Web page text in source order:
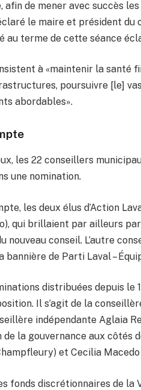
afin de mener avec succès
le maire et président
au terme de cette séance
à «maintenir la santé
poursuivre [le]
abordables».
les 22 conseillers
une nomination.
les deux élus d’Action
qui brillaient par ailleurs
nouveau conseil. L’autre
bannière de Parti Laval –
distribuées depuis le
Il s’agit de la
indépendante Aglaia
de la gouvernance aux côtés
et Cecilia
fonds discrétionnaires de la